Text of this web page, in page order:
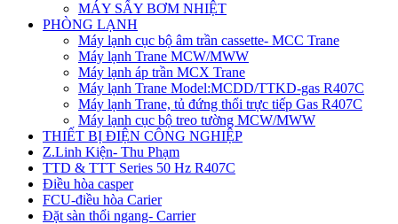
MÁY SẤY BƠM NHIỆT
PHÒNG LẠNH
Máy lạnh cục bộ âm trần cassette- MCC Trane
Máy lạnh Trane MCW/MWW
Máy lạnh áp trần MCX Trane
Máy lạnh Trane Model:MCDD/TTKD-gas R407C
Máy lạnh Trane, tủ đứng thổi trực tiếp Gas R407C
Máy lạnh cục bộ treo tường MCW/MWW
THIẾT BỊ ĐIỆN CÔNG NGHIỆP
Z.Linh Kiện- Thu Phạm
TTD & TTT Series 50 Hz R407C
Điều hòa casper
FCU-điều hòa Carier
Đặt sàn thổi ngang- Carrier